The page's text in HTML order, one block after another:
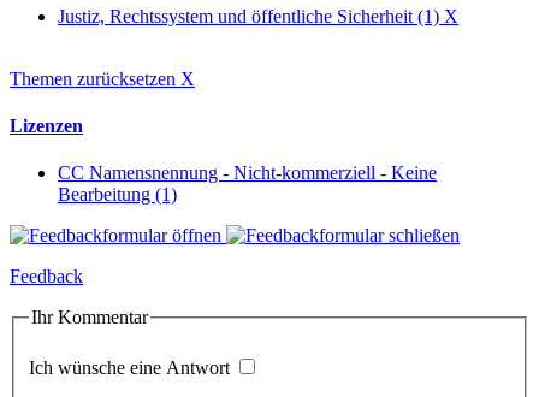
Justiz, Rechtssystem und öffentliche Sicherheit (1) X
Themen zurücksetzen X
Lizenzen
CC Namensnennung - Nicht-kommerziell - Keine
Bearbeitung (1)
Feedback
Ihr Kommentar
Ich wünsche eine Antwort